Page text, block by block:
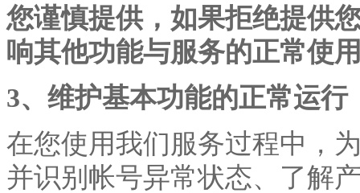
您谨慎提供，如果拒绝提供
响其他功能与服务的正常使
3、维护基本功能的正常运行
在您使用我们服务过程中，
并识别帐号异常状态、了解